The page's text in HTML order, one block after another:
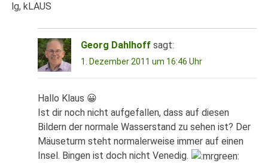
lg, kLAUS
Georg Dahlhoff sagt:
1. Dezember 2011 um 16:46 Uhr
Hallo Klaus 😀
Ist dir noch nicht aufgefallen, dass auf diesen
Bildern der normale Wasserstand zu sehen ist? Der
Mäuseturm steht normalerweise immer auf einen
Insel. Bingen ist doch nicht Venedig.